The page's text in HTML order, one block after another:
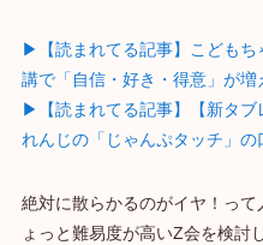
▶【読まれてる記事】こどもち
講で「自信・好き・得意」が増
▶【読まれてる記事】【新タブ
れんじの「じゃんぷタッチ」の
絶対に散らかるのがイヤ！っ
ょっと難易度が高いZ会を検討